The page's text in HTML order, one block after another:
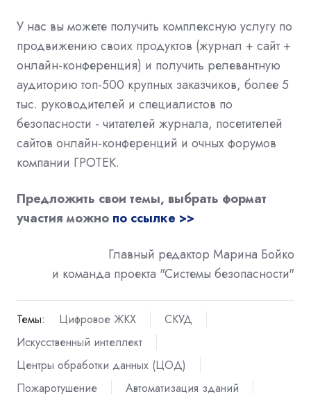
У нас вы можете получить комплексную услугу по
продвижению своих продуктов (журнал + сайт +
онлайн-конференция) и получить релевантную
аудиторию топ-500 крупных заказчиков, более 5
тыс. руководителей и специалистов по
безопасности - читателей журнала, посетителей
сайтов онлайн-конференций и очных форумов
компании ГРОТЕК.
Предложить свои темы, выбрать формат
участия можно по ссылке >>
Главный редактор Марина Бойко
и команда проекта "Системы безопасности"
Темы: Цифровое ЖКХ
СКУД
Искусственный интеллект
Центры обработки данных (ЦОД)
Пожаротушение
Автоматизация зданий